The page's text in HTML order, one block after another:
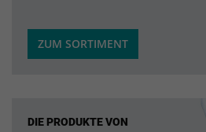
ZUM SORTIMENT
DIE PRODUKTE VON